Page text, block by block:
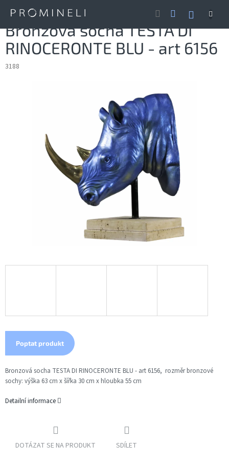
Bronzová socha TESTA DI
RINOCERONTE BLU - art 6156
3188
Poptat produkt
Bronzová socha TESTA DI RINOCERONTE BLU - art 6156, rozměr bronzové
sochy: výška 63 cm x šířka 30 cm x hloubka 55 cm
Detailní informace
DOTÁZAT SE NA PRODUKT SDÍLET